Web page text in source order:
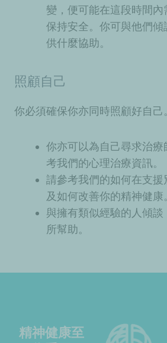
變，便可能在這段時間內
保持安全。你可與他們傾
供什麼協助。
照顧自己
你必須確保你亦同時照顧好自己
你亦可以為自己尋求治療
考我們的心理治療資訊。
請參考我們的如何在支援
及如何改善你的精神健康
與擁有類似經驗的人傾
所幫助。
精神健康至